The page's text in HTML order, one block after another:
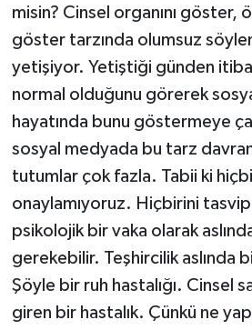
misin? Cinsel organını göster,
göster tarzında olumsuz
yetişiyor. Yetiştiği günden
normal olduğunu görerek
hayatında bunu göstermeye
sosyal medyada bu tarz
tutumlar çok fazla. Tabii ki
onaylamıyoruz. Hiçbirini
psikolojik bir vaka olarak
gerekebilir. Teşhircilik aslında
Şöyle bir ruh hastalığı. Cinsel
giren bir hastalık. Çünkü ne